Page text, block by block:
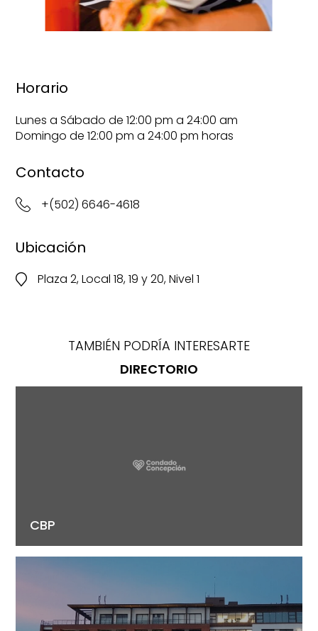
Horario
Lunes a Sábado de 12:00 pm a 24:00 am
Domingo de 12:00 pm a 24:00 pm horas
Contacto
+(502) 6646-4618
Ubicación
Plaza 2, Local 18, 19 y 20, Nivel 1
TAMBIÉN PODRÍA INTERESARTE
DIRECTORIO
CBP